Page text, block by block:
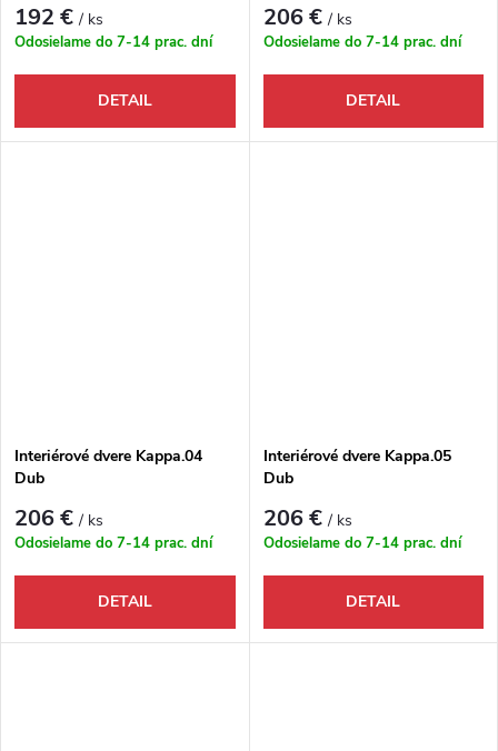
192 €/ ks
Odosielame do 7-14 prac. dní
DETAIL
206 €/ ks
Odosielame do 7-14 prac. dní
DETAIL
Interiérové dvere Kappa.04
Dub
206 €/ ks
Odosielame do 7-14 prac. dní
DETAIL
Interiérové dvere Kappa.05
Dub
206 €/ ks
Odosielame do 7-14 prac. dní
DETAIL